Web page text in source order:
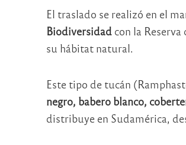
El traslado se realizó en el
Biodiversidadcon la Reserva
su hábitat natural.
Este tipo de tucán
negro, babero blanco,
distribuye en Sudamérica,